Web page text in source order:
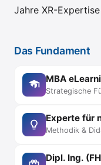
Jahre XR-Expertise
Das Fundament
MBA
Strategische
Experte für
Methodik &
Dipl. Ing.